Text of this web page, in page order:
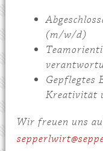
(m/w/d)
Gepflegtes
Kreativität
Wir freuen uns